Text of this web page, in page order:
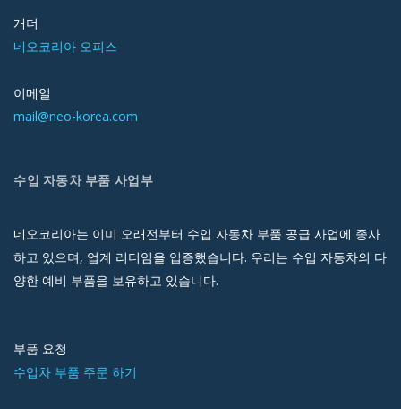
개더
네오코리아 오피스
이메일
mail@neo-korea.com
수입 자동차 부품 사업부
네오코리아는 이미 오래전부터 수입 자동차 부품 공급 사업에 종사
하고 있으며, 업계 리더임을 입증했습니다. 우리는 수입 자동차의 다
양한 예비 부품을 보유하고 있습니다.
부품 요청
수입차 부품 주문 하기